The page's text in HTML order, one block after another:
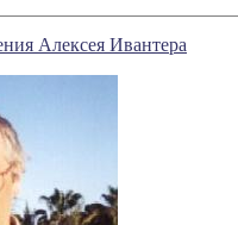
Алексея Ивантера